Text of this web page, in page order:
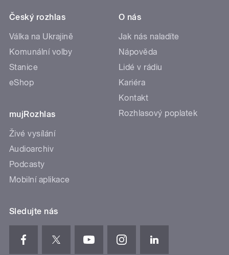
Český rozhlas
Válka na Ukrajině
Komunální volby
Stanice
eShop
mujRozhlas
Živé vysílání
Audioarchiv
Podcasty
Mobilní aplikace
O nás
Jak nás naladíte
Nápověda
Lidé v rádiu
Kariéra
Kontakt
Rozhlasový poplatek
Sledujte nás